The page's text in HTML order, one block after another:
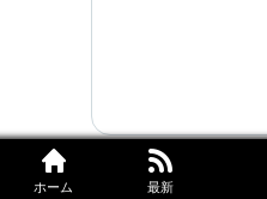
ホーム 最新
アズサ・プラズマ